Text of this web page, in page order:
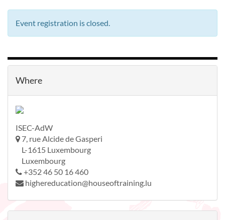
Event registration is closed.
Where
ISEC-AdW
7, rue Alcide de Gasperi
L-1615 Luxembourg
Luxembourg
+352 46 50 16 460
highereducation@houseoftraining.lu